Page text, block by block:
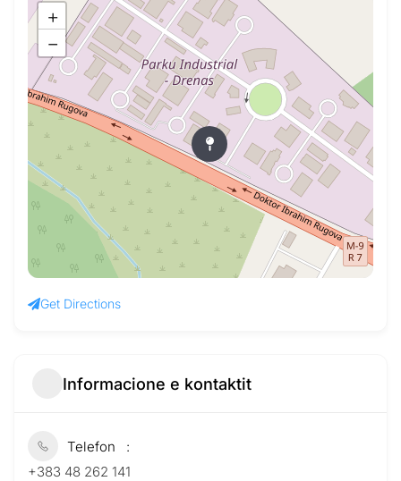
+
−
Get Directions
Informacione e kontaktit
Telefon
+383 48 262 141